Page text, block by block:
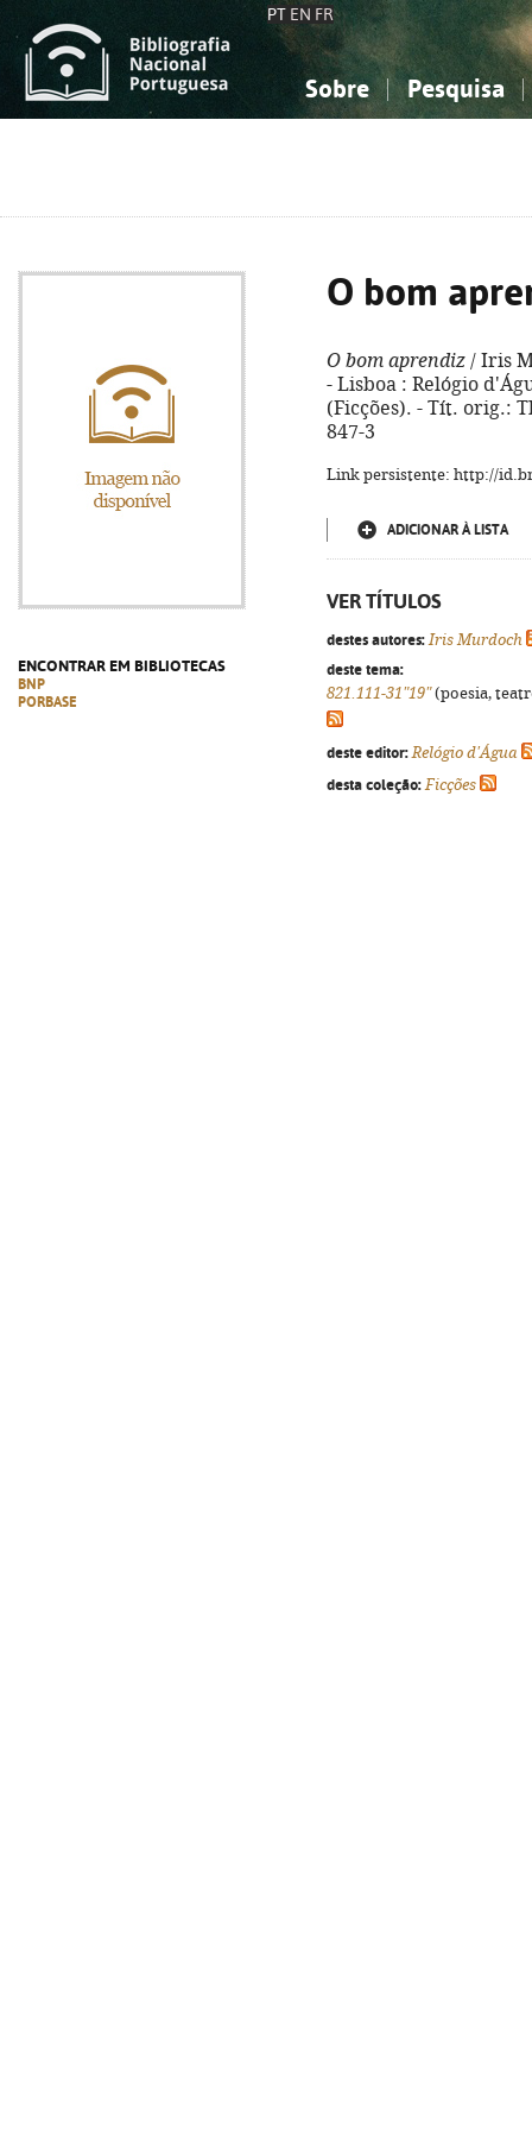
PT EN FR
Sobre Pesquisa
ENCONTRAR EM BIBLIOTECAS
BNP
PORBASE
O bom
O bom aprendiz / Iris
- Lisboa : Relógio
(Ficções). - Tít. orig.:
847-3
Link persistente: http://
ADICIONAR À LISTA
VER TÍTULOS
destes autores: Iris Murdoch
deste tema:
821.111-31"19"(poesia,
deste editor: Relógio d'Água
desta coleção: Ficções